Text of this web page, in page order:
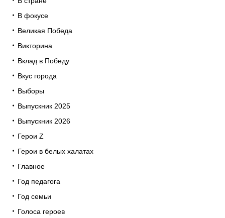
В фокусе
Великая Победа
Викторина
Вклад в Победу
Вкус города
Выборы
Выпускник 2025
Выпускник 2026
Герои Z
Герои в белых халатах
Главное
Год педагога
Год семьи
Голоса героев